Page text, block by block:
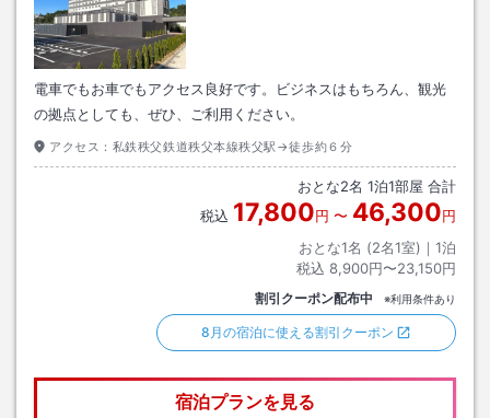
電車でもお車でもアクセス良好です。ビジネスはもちろん、観光
の拠点としても、ぜひ、ご利用ください。
アクセス： 私鉄秩父鉄道秩父本線秩父駅→徒歩約６分
おとな2名 1泊1部屋 合計
税込 17,800円 〜 46,300円
おとな1名 (2名1室)｜ 1泊
税込 8,900円〜23,150円
割引クーポン配布中 ※利用条件あり
8月の宿泊に使える割引クーポン
宿泊プランを見る